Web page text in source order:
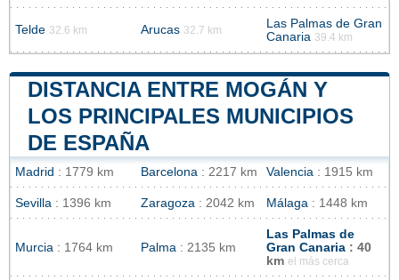
Telde 32.6 km Arucas 32.7 km
Las Palmas de Gran
Canaria 39.4 km
DISTANCIA ENTRE MOGÁN Y
LOS PRINCIPALES MUNICIPIOS
DE ESPAÑA
Madrid : 1779 km Barcelona : 2217 km Valencia : 1915 km
Sevilla : 1396 km Zaragoza : 2042 km Málaga : 1448 km
Murcia : 1764 km Palma : 2135 km
Las Palmas de
Gran Canaria : 40
km el más cerca